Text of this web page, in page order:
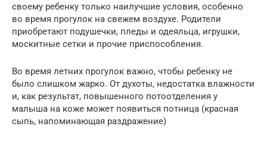
своему ребенку только наилучшие условия, особенно
во время прогулок на свежем воздухе. Родители
приобретают подушечки, пледы и одеяльца, игрушки,
москитные сетки и прочие приспособления.
Во время летних прогулок важно, чтобы ребенку не
было слишком жарко. От духоты, недостатка влажности
и, как результат, повышенного потоотделения у
малыша на коже может появиться потница (красная
сыпь, напоминающая раздражение)